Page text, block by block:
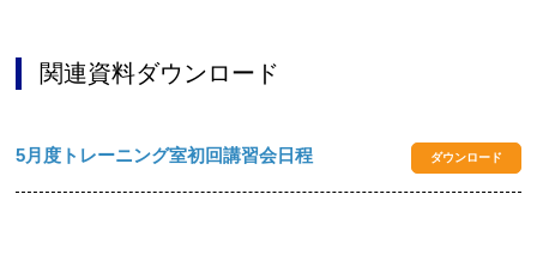
関連資料ダウンロード
5月度トレーニング室初回講習会日程 ダウンロード